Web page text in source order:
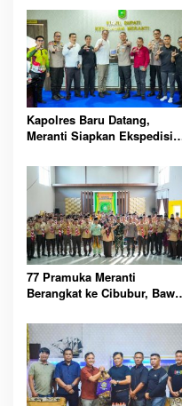
Kapolres Baru Datang,
Meranti Siapkan Ekspedisi
77 Pramuka Meranti
Berangkat ke Cibubur, Bawa